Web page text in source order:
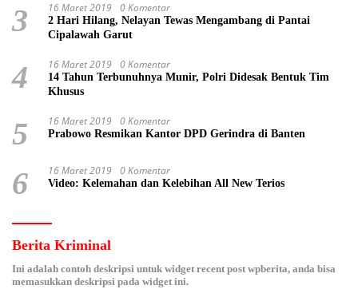
3 16 Maret 2019 0 Komentar
2 Hari Hilang, Nelayan Tewas Mengambang di Pantai
Cipalawah Garut
4 16 Maret 2019 0 Komentar
14 Tahun Terbunuhnya Munir, Polri Didesak Bentuk Tim
Khusus
5 16 Maret 2019 0 Komentar
Prabowo Resmikan Kantor DPD Gerindra di Banten
6 16 Maret 2019 0 Komentar
Video: Kelemahan dan Kelebihan All New Terios
Berita Kriminal
Ini adalah contoh deskripsi untuk widget recent post wpberita, anda bisa
memasukkan deskripsi pada widget ini.